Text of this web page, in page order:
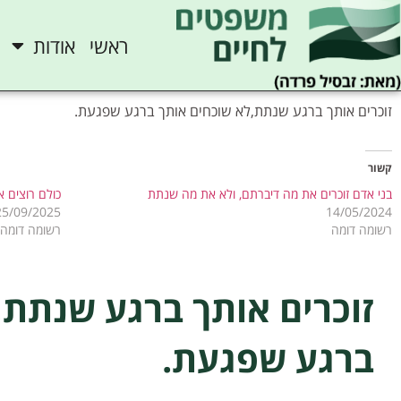
ראשי אודות
זוכרים אותך ברגע שנתת,לא שוכחים אותך ברגע שפגעת.
קשור
בני אדם זוכרים את מה דיברתם, ולא את מה שנתת
14/05/2024
רשומה דומה
כולם
09/2025
רשומה דומה
זוכרים אותך ברגע
ברגע שפגעת.